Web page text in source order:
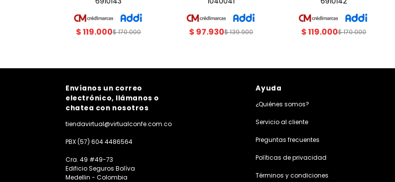
$119.000$170.000 $ 97.930$139.900 $119.000$170.000
Envíanos un correo
electrónico, llámanos o
chatea con nosotros
tiendavirtual@virtualconfe.com.co
PBX (57) 604 4486564
Cra. 49 #49-73
Edificio Seguros Bolíva
Medellin - Colombia
Ayuda
¿Quiénes somos?
Servicio al cliente
Preguntas frecuentes
Políticas de privacidad
Términos y condiciones